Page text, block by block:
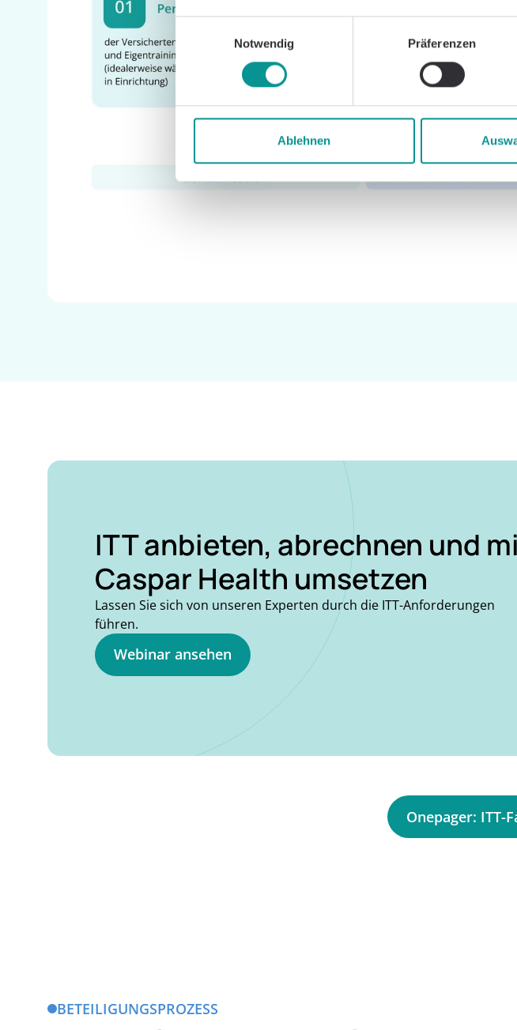
Notwendig
Präferenzen
Ablehnen
ITT anbieten, abrechnen und
Caspar Health umsetzen
Lassen Sie sich von unseren Experten durch die ITT-Anforderungen
führen.
Webinar ansehen
Onepager: ITT-
BETEILIGUNGSPROZESS